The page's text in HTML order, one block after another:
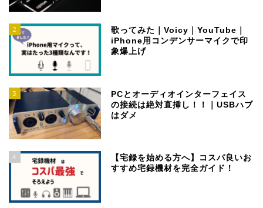
2
歌ってみた｜Voicy｜YouTube｜
iPhone用コンデンサーマイクで印
象爆上げ
3
PCとオーディオインターフェイス
の接続は絶対直挿し！！｜USBハブ
はダメ
4
【宅録を始める方へ】コスパ良いお
すすめ宅録機材を完全ガイド！